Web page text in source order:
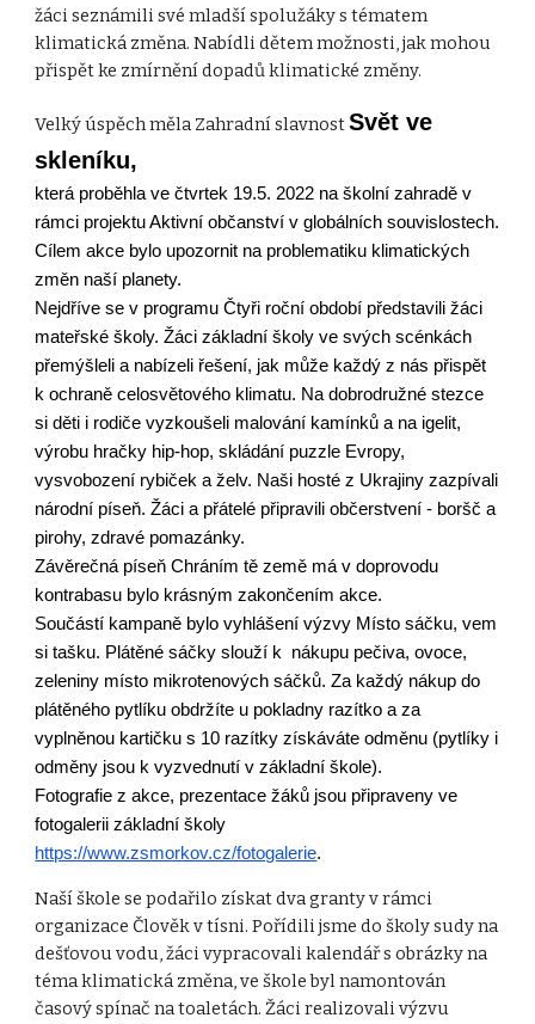
žáci seznámili své mladší spolužáky s tématem
klimatická změna. Nabídli dětem možnosti, jak mohou
přispět ke zmírnění dopadů klimatické změny.
Velký úspěch měla Zahradní slavnost Svět ve
skleníku,
která proběhla ve čtvrtek 19.5. 2022 na školní zahradě v
rámci projektu Aktivní občanství v globálních souvislostech.
Cílem akce bylo upozornit na problematiku klimatických
změn naší planety.
Nejdříve se v programu Čtyři roční období představili žáci
mateřské školy. Žáci základní školy ve svých scénkách
přemýšleli a nabízeli řešení, jak může každý z nás přispět
k ochraně celosvětového klimatu. Na dobrodružné stezce
si děti i rodiče vyzkoušeli malování kamínků a na igelit,
výrobu hračky hip-hop, skládání puzzle Evropy,
vysvobození rybiček a želv. Naši hosté z Ukrajiny zazpívali
národní píseň. Žáci a přátelé připravili občerstvení - boršč a
pirohy, zdravé pomazánky.
Závěrečná píseň Chráním tě země má v doprovodu
kontrabasu bylo krásným zakončením akce.
Součástí kampaně bylo vyhlášení výzvy Místo sáčku, vem
si tašku. Plátěné sáčky slouží k  nákupu pečiva, ovoce,
zeleniny místo mikrotenových sáčků. Za každý nákup do
plátěného pytlíku obdržíte u pokladny razítko a za
vyplněnou kartičku s 10 razítky získáváte odměnu (pytlíky i
odměny jsou k vyzvednutí v základní škole).
Fotografie z akce, prezentace žáků jsou připraveny ve
fotogalerii základní školy
https://www.zsmorkov.cz/fotogalerie.
Naší škole se podařilo získat dva granty v rámci
organizace Člověk v tísni. Pořídili jsme do školy sudy na
dešťovou vodu, žáci vypracovali kalendář s obrázky na
téma klimatická změna, ve škole byl namontován
časový spínač na toaletách. Žáci realizovali výzvu